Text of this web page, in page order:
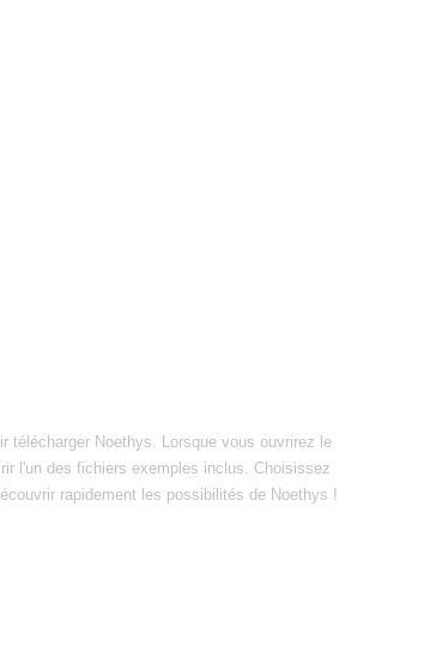
télécharger Noethys. Lorsque vous ouvrirez le
l'un des fichiers exemples inclus. Choisissez
rapidement les possibilités de Noethys !